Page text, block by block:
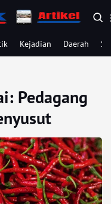
Kejadian Daerah
Pedagang